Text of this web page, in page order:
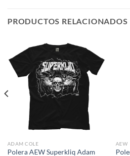
PRODUCTOS RELACIONADOS
ADAM COLE
Polera AEW Superkliq Adam
AEW